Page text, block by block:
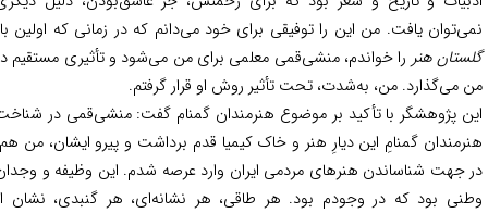
یافت. من این را توفیقی برای خود می‌دانم که در زمانی که اولین بار
هنررا خواندم، منشی‌قمی معلمی برای من می‌شود و تأثیری مستقیم در
می‌گذارد. من، به‌شدت، تحت تأثیر روش او قرار گرفتم.
پژوهشگر با تأکید بر موضوع هنرمندان گمنام گفت: منشی‌قمی در شناخت
گمنامِ این دیارِ هنر و خاک کیمیا قدم برداشت و پیرو ایشان، من هم،
جهت شناساندن هنرهای مردمی ایران وارد عرصه شدم. این وظیفه و وجدان
بود که در وجودم بود. هر طاقی، هر نشانه‌ای، هر گنبدی، نشان از